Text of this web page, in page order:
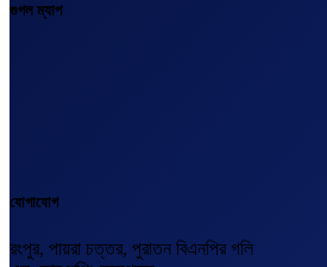
গুগল ম্যাপ
যোগাযোগ
রংপুর, পায়রা চত্তর, পুরাতন বিএনপির গলি